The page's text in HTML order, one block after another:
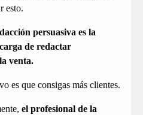
esto.
persuasiva es la
de redactar
venta.
es que consigas más clientes.
el profesional de la